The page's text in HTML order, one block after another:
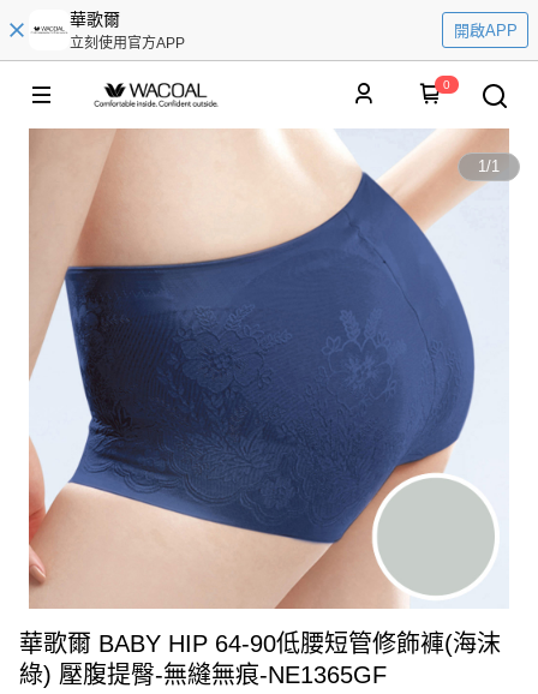
華歌爾
立刻使用官方APP
開啟APP
0
1/1
華歌爾 BABY HIP 64-90低腰短管修飾褲(海沫
綠) 壓腹提臀-無縫無痕-NE1365GF